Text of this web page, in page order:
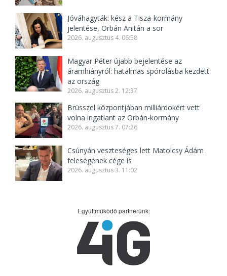
Jóváhagyták: kész a Tisza-kormány
jelentése, Orbán Anitán a sor
2026. augusztus 4. 06:58
Magyar Péter újabb bejelentése az
áramhiányról: hatalmas spórolásba kezdett
az ország
2026. augusztus 2. 12:37
Brüsszel központjában milliárdokért vett
volna ingatlant az Orbán-kormány
2026. augusztus 7. 07:26
Csúnyán veszteséges lett Matolcsy Ádám
feleségének cége is
2026. augusztus 3. 11:02
Együttműködő partnerünk: